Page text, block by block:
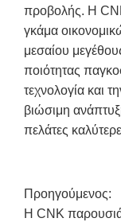
προβολής. Η
γκάμα
μεσαίου
ποιότητας
τεχνολογία και
βιώσιμη
πελάτες
Προηγούμενος:
Η CNK